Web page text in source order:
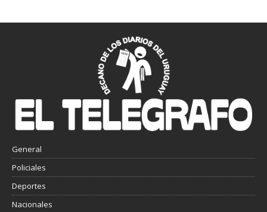
General
Policiales
Deportes
Nacionales